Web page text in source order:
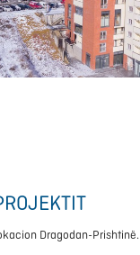
Dragodan-Prishtinë.